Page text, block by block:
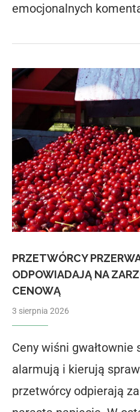
emocjonalnych
PRZETWÓRCY
ODPOWIADAJĄ NA
CENOWĄ
3 sierpnia 2026
Ceny wiśni gwałtownie
alarmują i kierują
przetwórcy odpierają